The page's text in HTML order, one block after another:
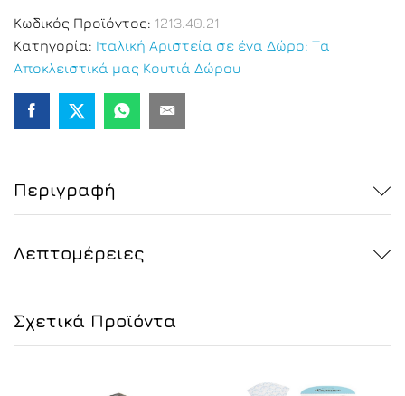
22/24
μηνών
quantity
Κωδικός Προϊόντος: 1213.40.21
Κατηγορία: Ιταλική Αριστεία σε ένα Δώρο: Τα
Αποκλειστικά μας Κουτιά Δώρου
Περιγραφή
Λεπτομέρειες
Σχετικά Προϊόντα